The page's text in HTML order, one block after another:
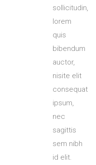
sollicitudin,
lorem
quis
bibendum
auctor,
nisite elit
consequat
ipsum,
nec
sagittis
sem nibh
id elit.